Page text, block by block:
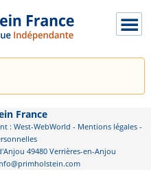
France
: West-WebWorld - Mentions légales-
49480 Verrières-en-Anjou